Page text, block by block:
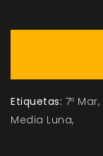
Etiquetas: 7º Mar
Media Luna